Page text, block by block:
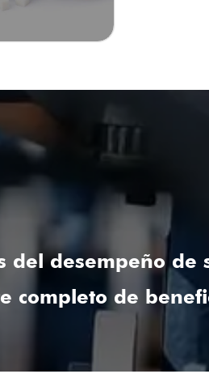
del desempeño de
de